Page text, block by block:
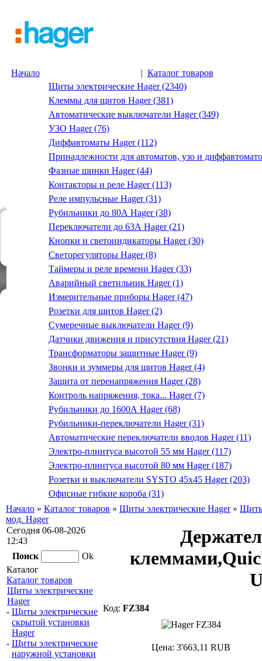
Начало | Каталог товаров
Щиты электрические Hager (2340)
Клеммы для щитов Hager (381)
Автоматические выключатели Hager (349)
УЗО Hager (76)
Диффавтоматы Hager (112)
Принадлежности для автоматов, узо и
Фазные шинки Hager (44)
Контакторы и реле Hager (113)
Реле импульсные Hager (31)
Рубильники до 80А Hager (38)
Переключатели до 63А Hager (21)
Кнопки и светоиндикаторы Hager (30)
Светорегуляторы Hager (8)
Таймеры и реле времени Hager (33)
Аварийный светильник Hager (1)
Измерительные приборы Hager (47)
Розетки для щитов Hager (2)
Сумеречные выключатели Hager (9)
Датчики движения и присутствия Hager (21)
Трансформаторы защитные Hager (9)
Звонки и зуммеры для щитов Hager (4)
Защита от перенапряжения Hager (28)
Контроль напряжения, тока... Hager (7)
Рубильники до 1600А Hager (68)
Рубильники-переключатели Hager (31)
Автоматические переключатели вводов Hager (11)
Электро-плинтуса высотой 55 мм Hager (117)
Электро-плинтуса высотой 80 мм Hager (187)
Розетки и выключатели SYSTO 45х45 Hager (203)
Офисные гибкие короба (31)
Начало » Каталог товаров » Щиты электрические Hager» Щиты
мод. Hager
Сегодня 06-08-2026
12:43
Поиск
Ok
Каталог
Каталог товаров
Щиты электрические
Hager
- Щиты электрические
скрытой установки
Hager
- Щиты электрические
наружной установки
Код: FZ384
Цена: 3'663,11 RUB